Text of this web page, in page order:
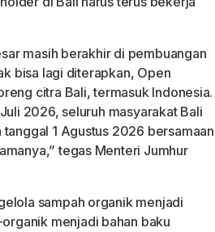
masih berakhir di pembuangan
bisa lagi diterapkan, Open
citra Bali, termasuk Indonesia.
2026, seluruh masyarakat Bali
1 Agustus 2026 bersamaan
tegas Menteri Jumhur
sampah organik menjadi
menjadi bahan baku